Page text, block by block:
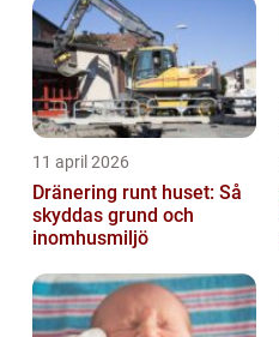
11 april 2026
Dränering runt huset: Så
skyddas grund och
inomhusmiljö